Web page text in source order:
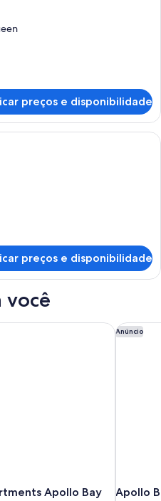
preços e disponibilidade
Cortinas blackout, ferros/tábuas de
preços e disponibilidade
você
Apollo Bay
Apollo Bay Anúncio
Apollo
Apollo